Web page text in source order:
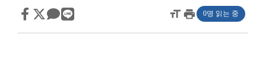
format_sizeprint 0명 읽는 중